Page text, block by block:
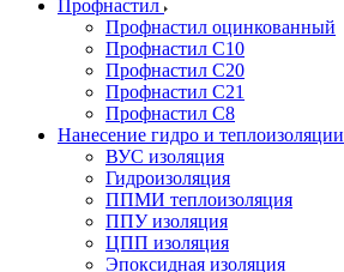
Профнастил
Профнастил оцинкованный
Профнастил С10
Профнастил С20
Профнастил С21
Профнастил С8
Нанесение гидро и теплоизоляции
ВУС изоляция
Гидроизоляция
ППМИ теплоизоляция
ППУ изоляция
ЦПП изоляция
Эпоксидная изоляция